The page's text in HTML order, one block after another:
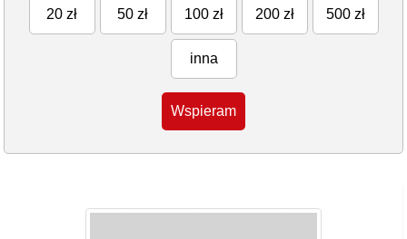
20 zł 50 zł 100 zł 200 zł 500 zł
inna
Wspieram